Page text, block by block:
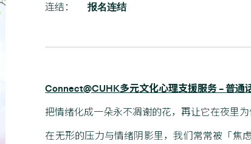
连结：
报名连结
Connect@CUHK多元文化心理支援服务–普通
把情绪化成一朵永不凋谢的花，再让它在夜里为
在无形的压力与情绪阴影里，我们常常被「焦